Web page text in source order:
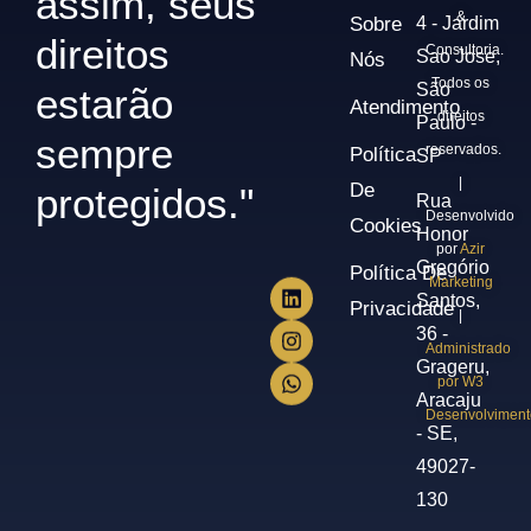
direitos
estarão
sempre
protegidos."
Sobre
Nós
Atendimento
Política
De
Cookies
Política De
Privacidade
4 - Jardim
Sao Jose,
São
Paulo -
SP
Rua
Honor
Gregório
Santos,
36 -
Grageru,
Aracaju
- SE,
49027-
130
&
Consultoria.
Todos os
direitos
reservados.
Desenvolvido
porAzir
Marketing
Administrado
por W3